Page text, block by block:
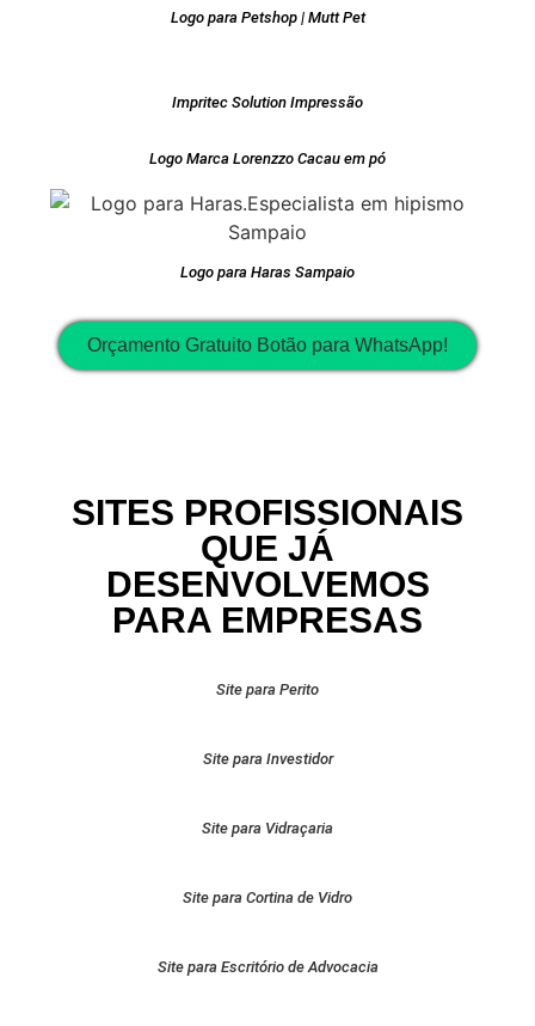
Logo para Petshop | Mutt Pet
Impritec Solution Impressão
Logo Marca Lorenzzo Cacau em pó
Logo para Haras Sampaio
Orçamento Gratuito Botão para WhatsApp!
SITES PROFISSIONAIS
QUE JÁ
DESENVOLVEMOS
PARA EMPRESAS
Site para Perito
Site para Investidor
Site para Vidraçaria
Site para Cortina de Vidro
Site para Escritório de Advocacia